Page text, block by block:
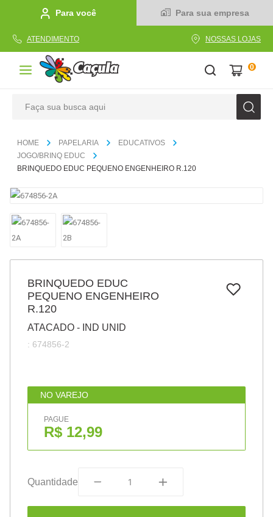
Para você Para sua empresa
ATENDIMENTO NOSSAS LOJAS
0
PAPELARIA
EDUCATIVOS
JOGO/BRINQ EDUC
BRINQUEDO EDUC PEQUENO ENGENHEIRO R.120
BRINQUEDO EDUC
PEQUENO ENGENHEIRO
R.120
ATACADO - IND UNID
: 674856-2
NO VAREJO
PAGUE
R$ 12,99
Quantidade
1º caderno
linha
3º caneta
4 º tecido
5
6º pincel
papel
cola
barbante
º havaianas